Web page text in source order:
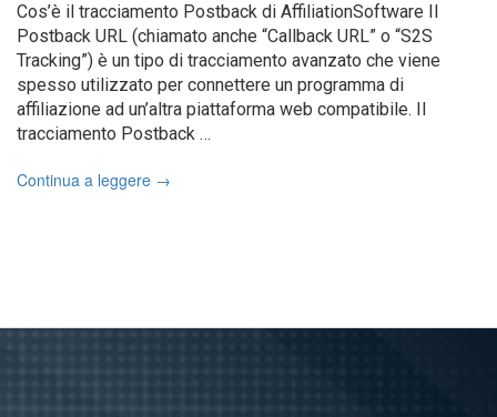
Cos’è il tracciamento Postback di AffiliationSoftware Il
Postback URL (chiamato anche “Callback URL” o “S2S
Tracking”) è un tipo di tracciamento avanzato che viene
spesso utilizzato per connettere un programma di
affiliazione ad un’altra piattaforma web compatibile. Il
tracciamento Postback …
Continua a leggere →